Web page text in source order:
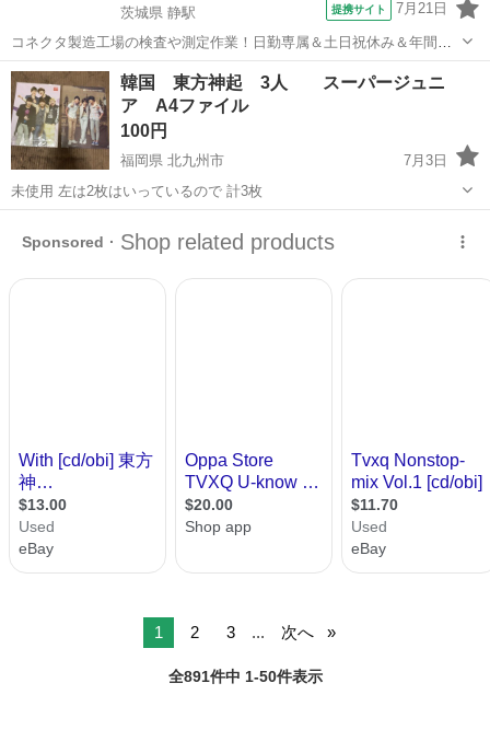
茨城県 静駅 提携サイト 7月21日
コネクタ製造工場の検査や測定作業！日勤専属＆土日祝休み＆年間休
日128日★クリーンルーム内作業★マイカー通勤OK＆無料駐車場あり
★就業先食堂利用可！日払い制度あり！《茨城県常陸大宮市》 人気の
工場のお仕事 ◇コネクタ製造工...
茨城 常陸大宮市 静駅 その他
韓国 東方神起 3人 スーパージュニ
ア A4ファイル
100円
福岡県 北九州市
7月3日
未使用 左は2枚はいっているので 計3枚
1 2 3 ... 次へ
全891件中 1-50件表示